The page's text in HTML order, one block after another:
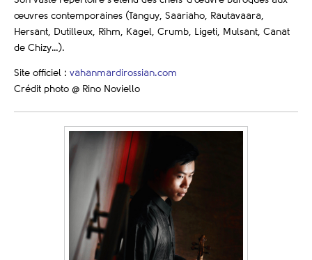
œuvres contemporaines (Tanguy, Saariaho, Rautavaara,
Hersant, Dutilleux, Rihm, Kagel, Crumb, Ligeti, Mulsant, Canat
de Chizy…).
Site officiel : vahanmardirossian.com
Crédit photo @ Rino Noviello